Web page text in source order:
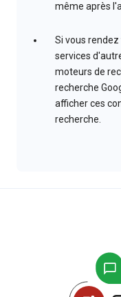
même après
Si vous
services
moteurs de
recherche
afficher ces
recherche.